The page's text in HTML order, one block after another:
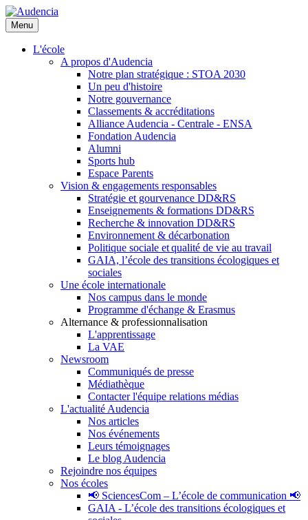
Aller
au
contenu
principal
Menu
L'école
A propos d'Audencia
Notre plan stratégique : STOA 2030
Un peu d'histoire
Notre gouvernance
Classements & accréditations
Alliance Audencia - Centrale - ENSA
Fondation Audencia
Alumni
Sports hub
Espace Parents
Vision & engagements responsables
Stratégie et gourvenance DD&RS
Enseignements & formations DD&RS
Recherche & innovation DD&RS
Environnement & décarbonation
Politique sociale et qualité de vie au travail
GAIA, l’école des transitions écologiques et
sociales
Une école internationale
Nos campus dans le monde
Programme d'échange & Erasmus
Alternance & professionnalisation
L'apprentissage
La VAE
Newsroom
Communiqués de presse
Médiathèque
Contacter l'équipe relations médias
L'actualité Audencia
Nos articles
Nos événements
Leurs témoignages
Le blog Audencia
Rejoindre nos équipes
Nos écoles
📢 SciencesCom – L’école de communication 📢
GAIA - L’école des transitions écologiques et